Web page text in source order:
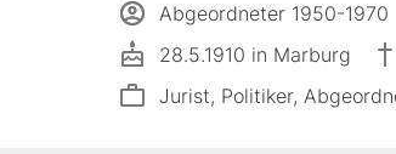
Abgeordneter 1950-1970
28.5.1910 in Marburg
Jurist, Politiker,